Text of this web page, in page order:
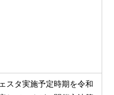
スタ実施予定時期を令和